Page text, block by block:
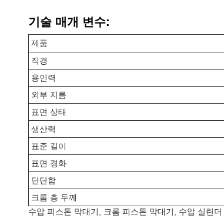
기술 매개 변수:
제품
직경
용인력
외부 지름
표면 상태
생산력
표준 길이
표면 경화
단단함
크롬 층 두께
수압 피스톤 막대기, 크롬 피스톤 막대기, 수압 실린